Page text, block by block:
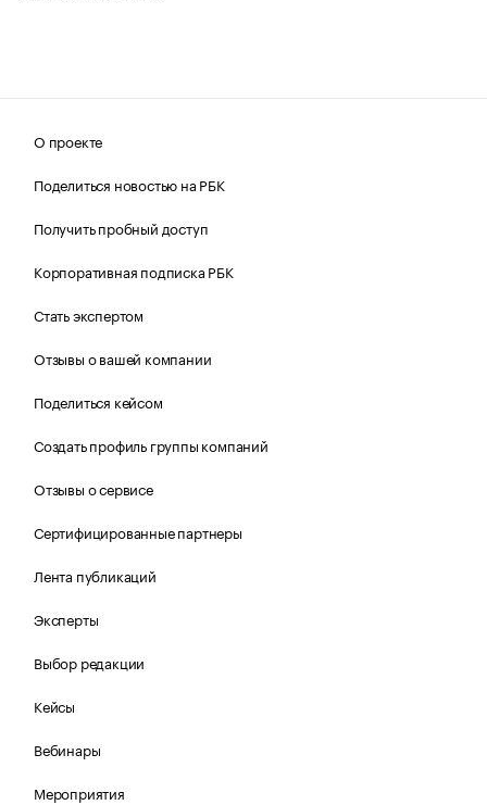
О проекте
Поделиться новостью на РБК
Получить пробный доступ
Корпоративная подписка РБК
Стать экспертом
Отзывы о вашей компании
Поделиться кейсом
Создать профиль группы компаний
Отзывы о сервисе
Сертифицированные партнеры
Лента публикаций
Эксперты
Выбор редакции
Кейсы
Вебинары
Мероприятия